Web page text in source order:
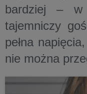
bardziej – w
tajemniczy
pełna
nie można